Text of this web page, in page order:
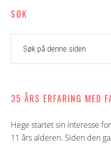
SØK
denne
35 ÅRS ERFARING MED
Hege startet sin interesse
11 års alderen. Siden den